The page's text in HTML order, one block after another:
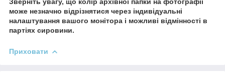
може незначно відрізнятися через індивідуальні
налаштування вашого монітора і можливі відмінності в
партіях сировини.
Приховати